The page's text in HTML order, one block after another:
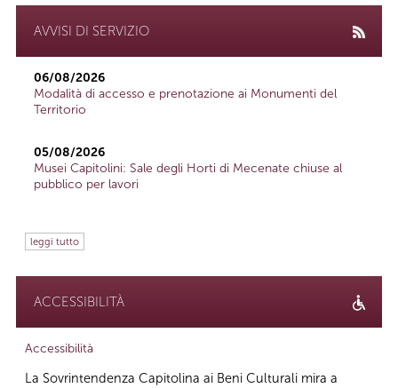
AVVISI DI SERVIZIO
06/08/2026
Modalità di accesso e prenotazione ai Monumenti del
Territorio
05/08/2026
Musei Capitolini: Sale degli Horti di Mecenate chiuse al
pubblico per lavori
leggi tutto
ACCESSIBILITÀ
Accessibilità
La Sovrintendenza Capitolina ai Beni Culturali mira a